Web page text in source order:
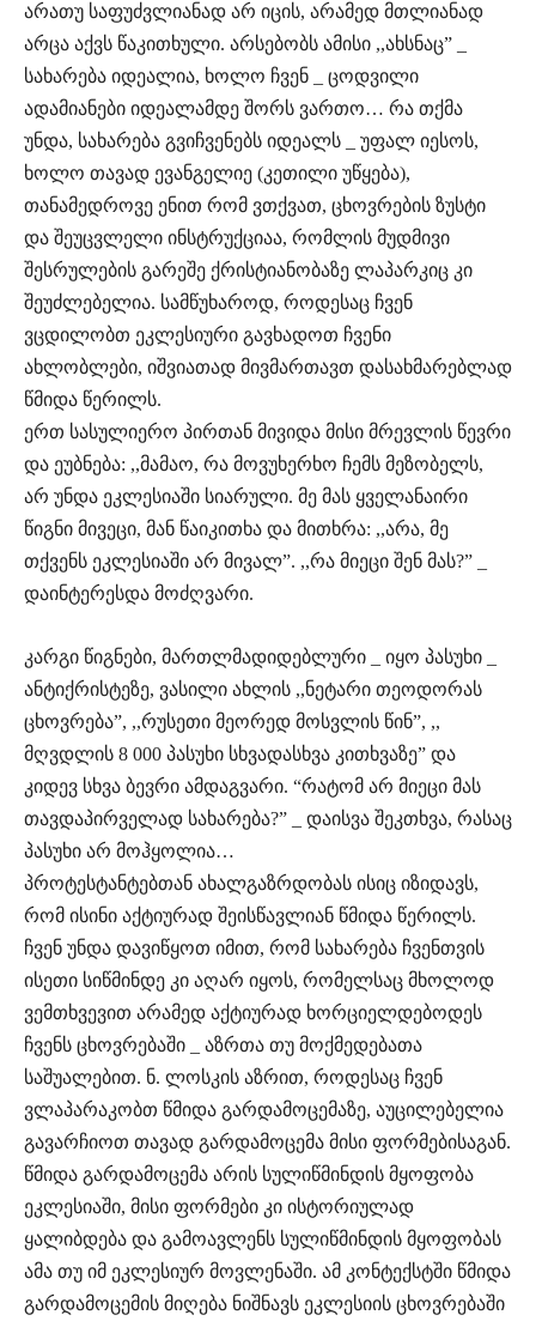
არათუ საფუძვლიანად არ იცის, არამედ მთლიანად
არცა აქვს წაკითხული. არსებობს ამისი ,,ახსნაც” _
სახარება იდეალია, ხოლო ჩვენ _ ცოდვილი
ადამიანები იდეალამდე შორს ვართო… რა თქმა
უნდა, სახარება გვიჩვენებს იდეალს _ უფალ იესოს,
ხოლო თავად ევანგელიე (კეთილი უწყება),
თანამედროვე ენით რომ ვთქვათ, ცხოვრების ზუსტი
და შეუცვლელი ინსტრუქციაა, რომლის მუდმივი
შესრულების გარეშე ქრისტიანობაზე ლაპარკიც კი
შეუძლებელია. სამწუხაროდ, როდესაც ჩვენ
ვცდილობთ ეკლესიური გავხადოთ ჩვენი
ახლობლები, იშვიათად მივმართავთ დასახმარებლად
წმიდა წერილს.
ერთ სასულიერო პირთან მივიდა მისი მრევლის წევრი
და ეუბნება: ,,მამაო, რა მოვუხერხო ჩემს მეზობელს,
არ უნდა ეკლესიაში სიარული. მე მას ყველანაირი
წიგნი მივეცი, მან წაიკითხა და მითხრა: ,,არა, მე
თქვენს ეკლესიაში არ მივალ”. ,,რა მიეცი შენ მას?” _
დაინტერესდა მოძღვარი.
კარგი წიგნები, მართლმადიდებლური _ იყო პასუხი _
ანტიქრისტეზე, ვასილი ახლის ,,ნეტარი თეოდორას
ცხოვრება”, ,,რუსეთი მეორედ მოსვლის წინ”, ,,
მღვდლის 8 000 პასუხი სხვადასხვა კითხვაზე” და
კიდევ სხვა ბევრი ამდაგვარი. “რატომ არ მიეცი მას
თავდაპირველად სახარება?” _ დაისვა შეკთხვა, რასაც
პასუხი არ მოჰყოლია…
პროტესტანტებთან ახალგაზრდობას ისიც იზიდავს,
რომ ისინი აქტიურად შეისწავლიან წმიდა წერილს.
ჩვენ უნდა დავიწყოთ იმით, რომ სახარება ჩვენთვის
ისეთი სიწმინდე კი აღარ იყოს, რომელსაც მხოლოდ
ვემთხვევით არამედ აქტიურად ხორციელდებოდეს
ჩვენს ცხოვრებაში _ აზრთა თუ მოქმედებათა
საშუალებით. ნ. ლოსკის აზრით, როდესაც ჩვენ
ვლაპარაკობთ წმიდა გარდამოცემაზე, აუცილებელია
გავარჩიოთ თავად გარდამოცემა მისი ფორმებისაგან.
წმიდა გარდამოცემა არის სულიწმინდის მყოფობა
ეკლესიაში, მისი ფორმები კი ისტორიულად
ყალიბდება და გამოავლენს სულიწმინდის მყოფობას
ამა თუ იმ ეკლესიურ მოვლენაში. ამ კონტექსტში წმიდა
გარდამოცემის მიღება ნიშნავს ეკლესიის ცხოვრებაში